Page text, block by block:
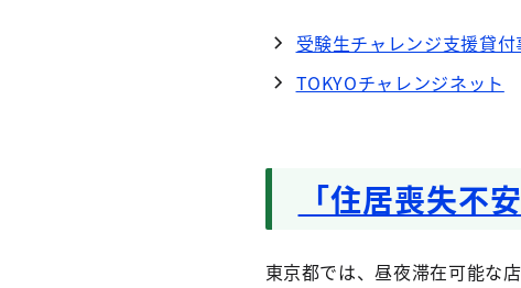
受験生チャレンジ支援貸付
TOKYOチャレンジネット
「住居喪失不
東京都では、昼夜滞在可能な